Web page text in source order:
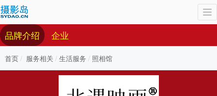
品牌介绍 企业
首页 服务相关 生活服务 照相馆